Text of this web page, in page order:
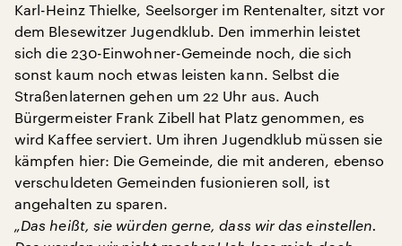
Karl-Heinz Thielke, Seelsorger im Rentenalter, sitzt vor
dem Blesewitzer Jugendklub. Den immerhin leistet
sich die 230-Einwohner-Gemeinde noch, die sich
sonst kaum noch etwas leisten kann. Selbst die
Straßenlaternen gehen um 22 Uhr aus. Auch
Bürgermeister Frank Zibell hat Platz genommen, es
wird Kaffee serviert. Um ihren Jugendklub müssen sie
kämpfen hier: Die Gemeinde, die mit anderen, ebenso
verschuldeten Gemeinden fusionieren soll, ist
angehalten zu sparen.
„Das heißt, sie würden gerne, dass wir das einstellen.